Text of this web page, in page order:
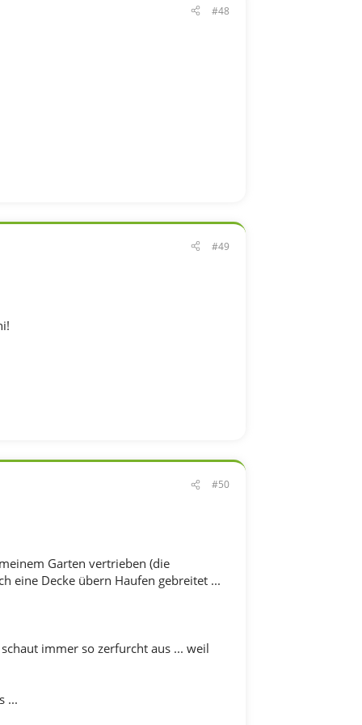
#48
#49
#50
Garten vertrieben (die
eine Decke übern Haufen gebreitet ...
immer so zerfurcht aus ... weil
...